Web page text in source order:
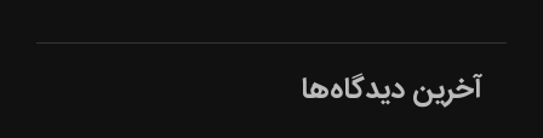
آخرین دیدگاه‌ها